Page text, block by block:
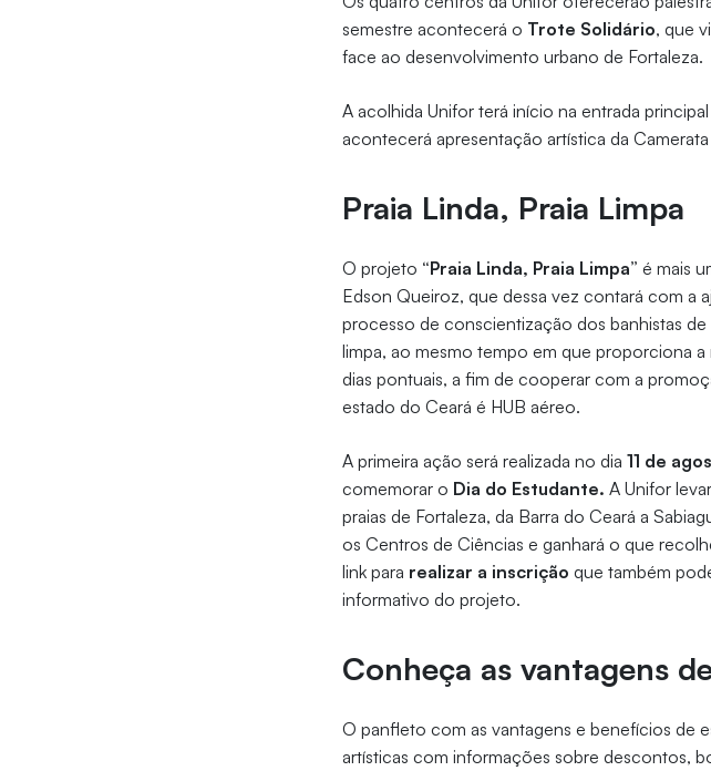
semestre acontecerá o Trote Solidário, que
face ao desenvolvimento urbano de Fortaleza.
A acolhida Unifor terá início na entrada
acontecerá apresentação artística da
Praia Linda, Praia Limpa
O projeto “Praia Linda, Praia Limpa” é mais
Edson Queiroz, que dessa vez contará com
processo de conscientização dos banhistas
limpa, ao mesmo tempo em que proporciona
dias pontuais, a fim de cooperar com a
estado do Ceará é HUB aéreo.
A primeira ação será realizada no dia11 de
comemorar o Dia do Estudante. A Unifor
praias de Fortaleza, da Barra do Ceará a
os Centros de Ciências e ganhará o que
link para realizar a inscrição que também
informativo do projeto.
Conheça as vantagens
O panfleto com as vantagens e benefícios de
artísticas com informações sobre descontos,